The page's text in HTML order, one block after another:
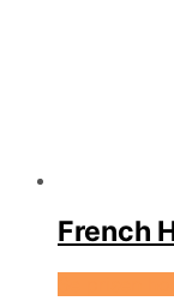
French